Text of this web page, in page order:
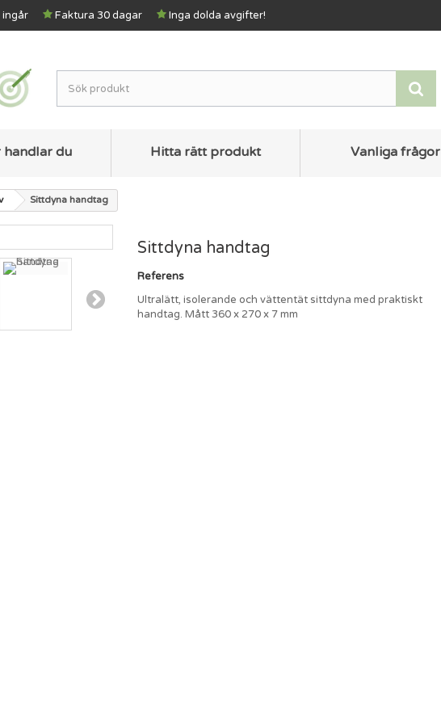
ingår Faktura 30 dagar Inga dolda avgifter!
handlar du Hitta rätt produkt Vanliga frågor
Sittdyna handtag
Sittdyna handtag
Referens
Ultralätt, isolerande och vättentät sittdyna med praktiskt
handtag. Mått 360 x 270 x 7 mm